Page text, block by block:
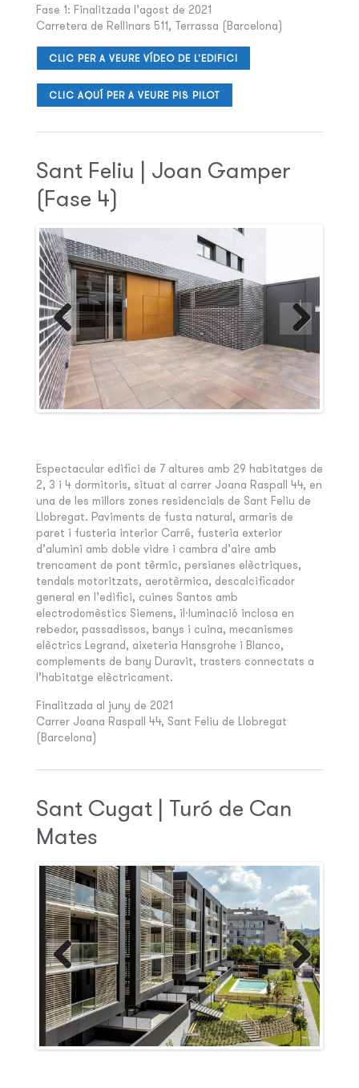
Fase 1: Finalitzada l’agost de 2021
Carretera de Rellinars 511, Terrassa (Barcelona)
CLIC PER A VEURE VÍDEO DE L'EDIFICI
CLIC AQUÍ PER A VEURE PIS PILOT
Sant Feliu | Joan Gamper
(Fase 4)
Espectacular edifici de 7 altures amb 29 habitatges de
2, 3 i 4 dormitoris, situat al carrer Joana Raspall 44, en
una de les millors zones residencials de Sant Feliu de
Llobregat. Paviments de fusta natural, armaris de
paret i fusteria interior Carré, fusteria exterior
d’alumini amb doble vidre i cambra d’aire amb
trencament de pont tèrmic, persianes elèctriques,
tendals motoritzats, aerotèrmica, descalcificador
general en l’edifici, cuines Santos amb
electrodomèstics Siemens, il·luminació inclosa en
rebedor, passadissos, banys i cuina, mecanismes
elèctrics Legrand, aixeteria Hansgrohe i Blanco,
complements de bany Duravit, trasters connectats a
l’habitatge elèctricament.
Finalitzada al juny de 2021
Carrer Joana Raspall 44, Sant Feliu de Llobregat
(Barcelona)
Sant Cugat | Turó de Can
Mates